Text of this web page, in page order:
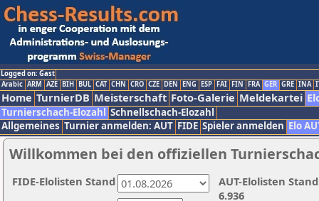
Logged on: Gast
Arabic ARM AZE BIH BUL CAT CHN CRO CZE DEN ENG ESP FAI FIN FRA GER GRE INA
Home TurnierDB Meisterschaft Foto-Galerie Meldekartei
Turnierschach-Elozahl Schnellschach-Elozahl
Allgemeines Turnier anmelden: AUT FIDE Spieler anmelden Elo
Willkommen bei den offiziellen
AUT-Elolisten
6.936
FIDE-Elolisten Stand